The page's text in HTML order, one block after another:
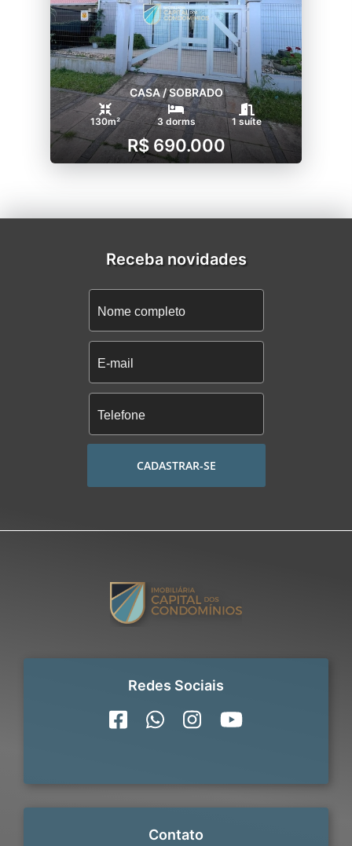
CASA / SOBRADO
130m² 3 dorms 1 suíte
R$ 690.000
Receba novidades
CADASTRAR-SE
Redes Sociais
Contato